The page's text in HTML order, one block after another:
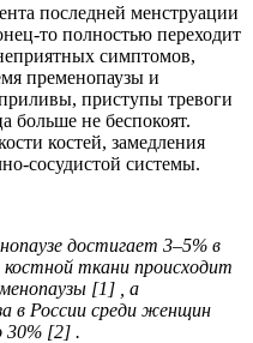
последней менструации
то полностью переходит
симптомов,
пременопаузы и
приступы тревоги
больше не беспокоят.
костей, замедления
сосудистой системы.
достигает 3–5% в
костной ткани происходит
[1] , а
в России среди женщин
30% [2] .